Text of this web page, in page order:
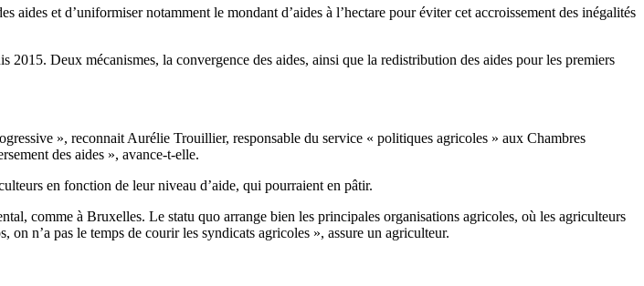
et d’uniformiser notamment le mondant d’aides à l’hectare pour éviter cet accroissement des inégalités
Deux mécanismes, la convergence des aides, ainsi que la redistribution des aides pour les premiers
», reconnait Aurélie Trouillier, responsable du service « politiques agricoles » aux Chambres
des aides », avance-t-elle.
en fonction de leur niveau d’aide, qui pourraient en pâtir.
comme à Bruxelles. Le statu quo arrange bien les principales organisations agricoles, où les agriculteurs
n’a pas le temps de courir les syndicats agricoles », assure un agriculteur.